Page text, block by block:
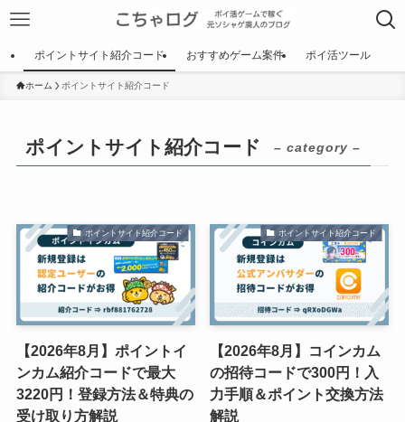
ポイントサイト紹介コード おすすめゲーム案件 ポイ活ツール
ホーム ポイントサイト紹介コード
ポイントサイト紹介コード – category –
ポイントサイト紹介コード
【2026年8月】ポイントイ
ンカム紹介コードで最大
3220円！登録方法＆特典の
受け取り方解説
ポイントサイト紹介コード
【2026年8月】コインカム
の招待コードで300円！入
力手順＆ポイント交換方法
解説